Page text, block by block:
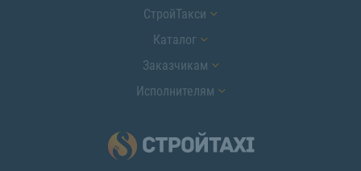
СтройТакси
Каталог
Заказчикам
Исполнителям